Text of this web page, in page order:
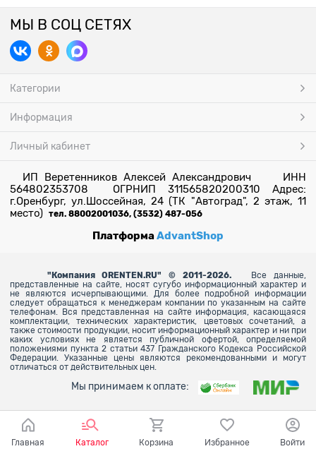
МЫ В СОЦ СЕТЯХ
Категории
Информация
Личный кабинет
ИП Веретенников Алексей Александрович ИНН
564802353708 ОГРНИП 311565820200310 Адрес:
г.Оренбург, ул.Шоссейная, 24 (ТК "Автоград", 2 этаж, 11
место) тел. 88002001036, (3532) 487-056
ПлатформаAdvantShop
" Компания ORENTEN.RU" © 2011-2026.
Все данные,
представленные на сайте, носят сугубо информационный характер и
не являются исчерпывающими. Для более подробной информации
следует обращаться к менеджерам компании по указанным на сайте
телефонам. Вся представленная на сайте информация, касающаяся
комплектации, технических характеристик, цветовых сочетаний, а
также стоимости продукции, носит информационный характер и ни при
каких условиях не является публичной офертой, определяемой
положениями пункта 2 статьи 437 Гражданского Кодекса Российской
Федерации. Указанные цены являются рекомендованными и могут
отличаться от действительных цен.
Мы принимаем к оплате:
Главная Каталог Корзина Избранное Войти